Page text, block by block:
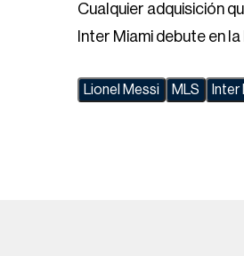
Cualquier adquisición
Inter Miami debute en
Lionel Messi MLS Inter